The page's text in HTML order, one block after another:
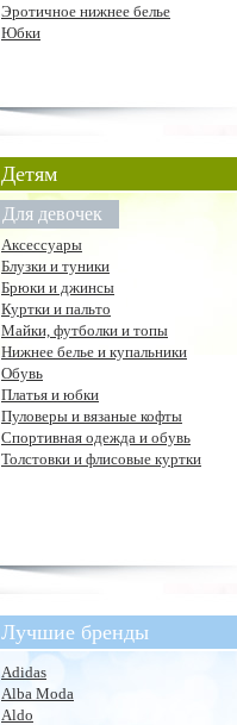
Эротичное нижнее белье
Юбки
Детям
Для девочек
Аксессуары
Блузки и туники
Брюки и джинсы
Куртки и пальто
Майки, футболки и топы
Нижнее белье и купальники
Обувь
Платья и юбки
Пуловеры и вязаные кофты
Спортивная одежда и обувь
Толстовки и флисовые куртки
Лучшие бренды
Adidas
Alba Moda
Aldo